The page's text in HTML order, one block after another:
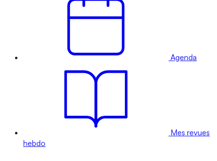
Agenda
Mes revues
hebdo